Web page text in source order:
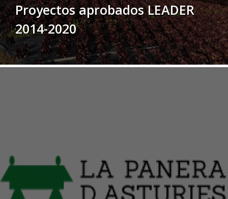
Proyectos aprobados LEADER
2014-2020